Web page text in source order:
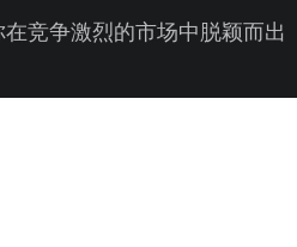
竞争激烈的市场中脱颖而出